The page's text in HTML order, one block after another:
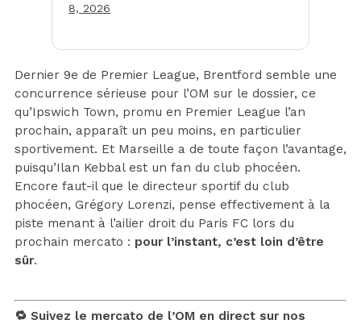
8, 2026
Dernier 9e de Premier League, Brentford semble une
concurrence sérieuse pour l’OM sur le dossier, ce
qu’Ipswich Town, promu en Premier League l’an
prochain, apparaît un peu moins, en particulier
sportivement. Et Marseille a de toute façon l’avantage,
puisqu’Ilan Kebbal est un fan du club phocéen.
Encore faut-il que le directeur sportif du club
phocéen, Grégory Lorenzi, pense effectivement à la
piste menant à l’ailier droit du Paris FC lors du
prochain mercato : pour l’instant, c’est loin d’être
sûr.
🔁 Suivez le mercato de l’OM en direct sur nos